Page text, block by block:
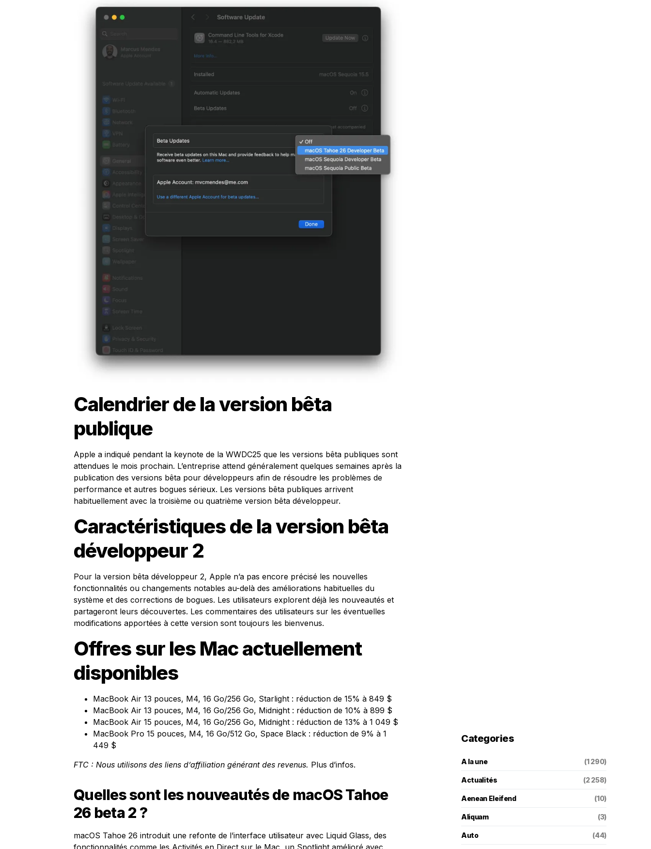
Calendrier de la version bêta
publique
Apple a indiqué pendant la keynote de la WWDC25 que les versions bêta publiques sont
attendues le mois prochain. L’entreprise attend généralement quelques semaines après la
publication des versions bêta pour développeurs afin de résoudre les problèmes de
performance et autres bogues sérieux. Les versions bêta publiques arrivent
habituellement avec la troisième ou quatrième version bêta développeur.
Caractéristiques de la version bêta
développeur 2
Pour la version bêta développeur 2, Apple n’a pas encore précisé les nouvelles
fonctionnalités ou changements notables au-delà des améliorations habituelles du
système et des corrections de bogues. Les utilisateurs explorent déjà les nouveautés et
partageront leurs découvertes. Les commentaires des utilisateurs sur les éventuelles
modifications apportées à cette version sont toujours les bienvenus.
Offres sur les Mac actuellement
disponibles
MacBook Air 13 pouces, M4, 16 Go/256 Go, Starlight : réduction de 15% à 849 $
MacBook Air 13 pouces, M4, 16 Go/256 Go, Midnight : réduction de 10% à 899 $
MacBook Air 15 pouces, M4, 16 Go/256 Go, Midnight : réduction de 13% à 1 049 $
MacBook Pro 15 pouces, M4, 16 Go/512 Go, Space Black : réduction de 9% à 1
449 $
FTC : Nous utilisons des liens d’affiliation générant des revenus. Plus d’infos.
Quelles sont les nouveautés de macOS Tahoe
26 beta 2 ?
macOS Tahoe 26 introduit une refonte de l’interface utilisateur avec Liquid Glass, des
fonctionnalités comme les Activités en Direct sur le Mac, un Spotlight amélioré avec
Categories
A la une (1 290)
Actualités (2 258)
Aenean Eleifend (10)
Aliquam (3)
Auto (44)